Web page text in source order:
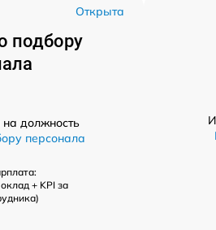
Открыта
подбору
должность
персонала
+ KPI за